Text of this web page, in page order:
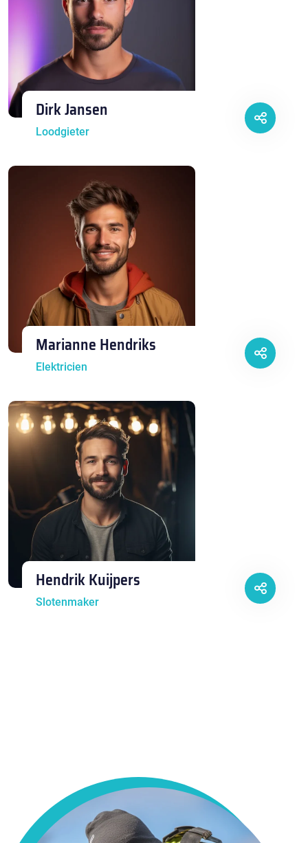
Dirk Jansen
Loodgieter
Marianne Hendriks
Elektricien
Hendrik Kuijpers
Slotenmaker